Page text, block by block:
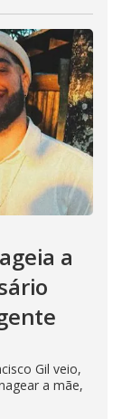
a
Gil veio,
a mãe,